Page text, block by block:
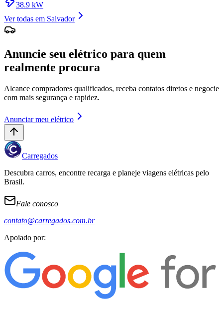
38.9 kW
Ver todas em Salvador
Anuncie seu elétrico para quem
realmente procura
Alcance compradores qualificados, receba contatos diretos e negocie
com mais segurança e rapidez.
Anunciar meu elétrico
Carregados
Descubra carros, encontre recarga e planeje viagens elétricas pelo
Brasil.
Fale conosco
contato@carregados.com.br
Apoiado por: